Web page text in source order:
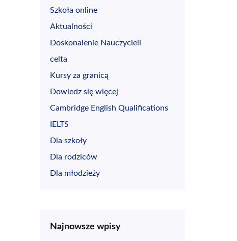
Szkoła online
Aktualności
Doskonalenie Nauczycieli
celta
Kursy za granicą
Dowiedz się więcej
Cambridge English Qualifications
IELTS
Dla szkoły
Dla rodziców
Dla młodzieży
Najnowsze wpisy